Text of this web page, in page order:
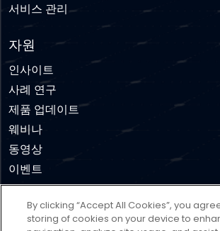
서비스 관리
자원
인사이트
사례 연구
제품 업데이트
웨비나
동영상
이벤트
부인 성명 이용약관 개인 정보 보호
By clicking “Accept All Cookies”, you
storing of cookies on your device to